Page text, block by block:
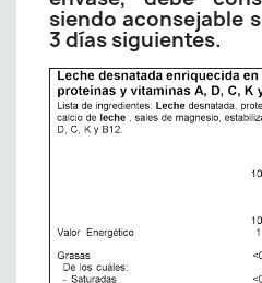
siendo aconsejable
3 días siguientes.